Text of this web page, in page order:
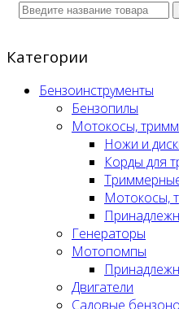
Категории
Бензоинструменты
Бензопилы
Мотокосы,
Ножи и
Корды для
Мотокосы,
Генераторы
Мотопомпы
Двигатели
Садовые